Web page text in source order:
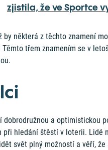
zjistila, že ve Sportce
by některá z těchto znamení
Těmto třem znamením se v
dobrodružnou a optimistickou
při hledání štěstí v loterii. Lidé
svět plný možností a věří,